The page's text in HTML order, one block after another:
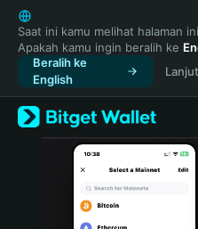
English
日本語
Tiếng Việt
Русский
Español (Latinoamérica)
Türkçe
Italiano
Saat ini kamu melihat halaman
Apakah kamu ingin beralih ke
Beralih ke
English